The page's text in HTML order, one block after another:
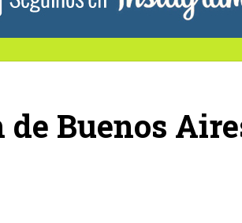
de Buenos